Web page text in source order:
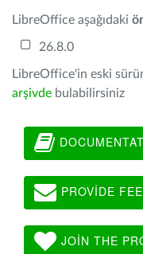
LibreOffice aşağıdaki
26.8.0
LibreOffice'in eski
arşivde bulabilirsiniz
PROVIDE
JOIN THE